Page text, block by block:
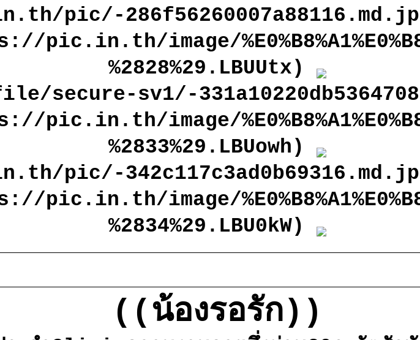
pic/-
image/
%2828%29.LBUUtx)
sv1/-
image/
%2833%29.LBUowh)
pic/-
image/
%2834%29.LBU0kW)
((น้องรอรัก))